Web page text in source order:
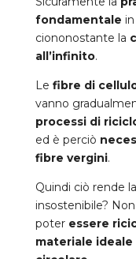
fondamentale
ciononostante la
all’infinito.
Le fibre di
vanno
processi di
ed è perciò
fibre vergini.
Quindi ciò rende
insostenibile?
poter essere
materiale ideale